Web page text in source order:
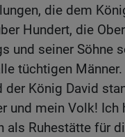
die dem
Hundert, die
und seiner Söhne
tüchtigen Männer.
der König David
und mein Volk!
als Ruhestätte für